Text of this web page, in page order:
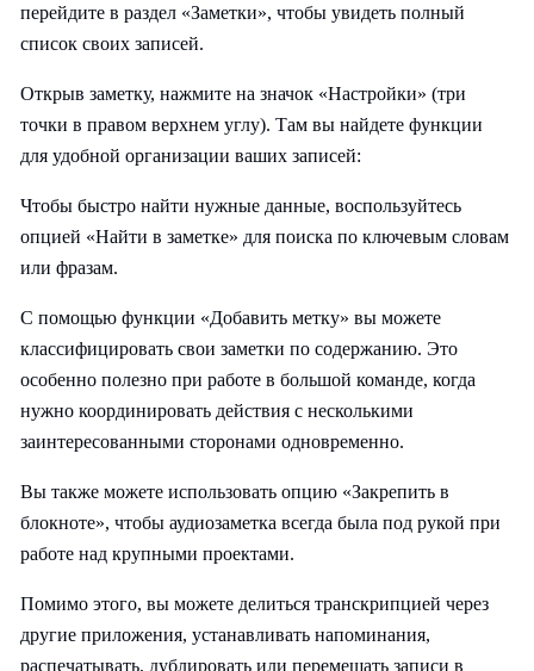
перейдите в раздел «Заметки», чтобы увидеть полный
список своих записей.
Открыв заметку, нажмите на значок «Настройки» (три
точки в правом верхнем углу). Там вы найдете функции
для удобной организации ваших записей:
Чтобы быстро найти нужные данные, воспользуйтесь
опцией «Найти в заметке» для поиска по ключевым словам
или фразам.
С помощью функции «Добавить метку» вы можете
классифицировать свои заметки по содержанию. Это
особенно полезно при работе в большой команде, когда
нужно координировать действия с несколькими
заинтересованными сторонами одновременно.
Вы также можете использовать опцию «Закрепить в
блокноте», чтобы аудиозаметка всегда была под рукой при
работе над крупными проектами.
Помимо этого, вы можете делиться транскрипцией через
другие приложения, устанавливать напоминания,
распечатывать, дублировать или перемещать записи в